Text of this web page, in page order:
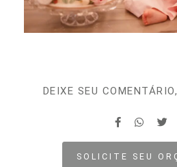
DEIXE SEU
SOLICITE SEU